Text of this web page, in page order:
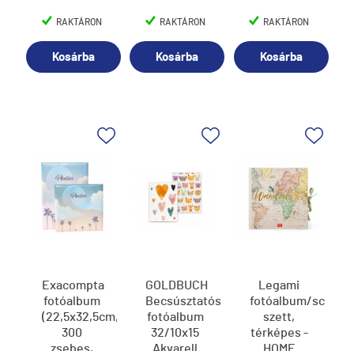
RAKTÁRON
Kosárba
RAKTÁRON
Kosárba
RAKTÁRON
Kosárba
Exacompta
fotóalbum
(22,5x32,5cm,
300
GOLDBUCH
Becsúsztatós
fotóalbum
32/10x15
Legami
fotóalbum/
szett,
térképes -